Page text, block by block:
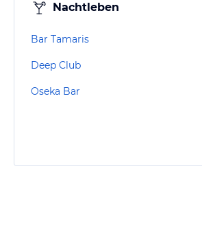
Nachtleben
Bar Tamaris
Deep Club
Oseka Bar